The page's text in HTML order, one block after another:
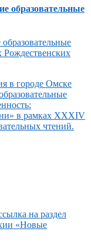
образовательные
в городе Омске
в рамках XXXIV
чтений.
на раздел
«Новые